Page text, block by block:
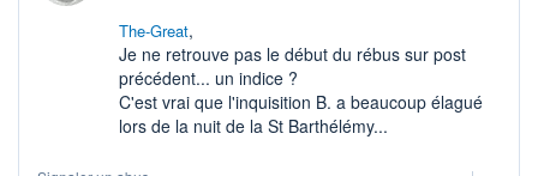
The-Great,
Je ne retrouve pas le début du rébus sur post
précédent... un indice ?
C'est vrai que l'inquisition B. a beaucoup élagué
lors de la nuit de la St Barthélémy...